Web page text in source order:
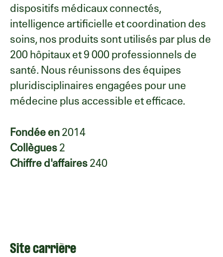
dispositifs médicaux connectés,
intelligence artificielle et coordination des
soins, nos produits sont utilisés par plus de
200 hôpitaux et 9 000 professionnels de
santé. Nous réunissons des équipes
pluridisciplinaires engagées pour une
médecine plus accessible et efficace.
Fondée en2014
Collègues2
Chiffre d'affaires240
Site carrière